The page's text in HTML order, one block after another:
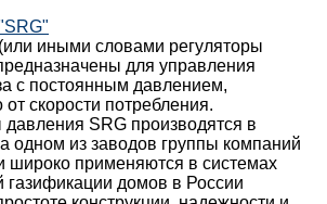
иными словами регуляторы
для управления
с постоянным давлением,
скорости потребления.
давления SRG производятся в
одном из заводов группы компаний
широко применяются в системах
газификации домов в России